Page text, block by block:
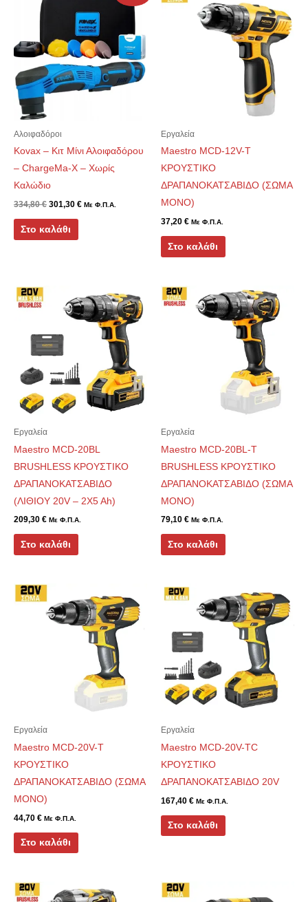
Αλοιφαδόροι
Kovax – Κιτ Μίνι Αλοιφαδόρου
– ChargeMa-X – Χωρίς
Καλώδιο
334,80€
334,80 €.
301,30 €
τρέχουσα
τιμή
είναι:
301,30 €.
Με Φ.Π.Α.
Στο καλάθι
Εργαλεία
Maestro MCD-12V-T
ΚΡΟΥΣΤΙΚΟ
ΔΡΑΠΑΝΟΚΑΤΣΑΒΙΔΟ (ΣΩΜΑ
ΜΟΝΟ)
37,20 € Με Φ.Π.Α.
Στο καλάθι
Εργαλεία
Maestro MCD-20BL
BRUSHLESS ΚΡΟΥΣΤΙΚΟ
ΔΡΑΠΑΝΟΚΑΤΣΑΒΙΔΟ
(ΛΙΘΙΟΥ 20V – 2X5 Ah)
209,30 € Με Φ.Π.Α.
Στο καλάθι
Εργαλεία
Maestro MCD-20BL-T
BRUSHLESS ΚΡΟΥΣΤΙΚΟ
ΔΡΑΠΑΝΟΚΑΤΣΑΒΙΔΟ (ΣΩΜΑ
ΜΟΝΟ)
79,10 € Με Φ.Π.Α.
Στο καλάθι
Εργαλεία
Maestro MCD-20V-T
ΚΡΟΥΣΤΙΚΟ
ΔΡΑΠΑΝΟΚΑΤΣΑΒΙΔΟ (ΣΩΜΑ
ΜΟΝΟ)
44,70 € Με Φ.Π.Α.
Στο καλάθι
Εργαλεία
Maestro MCD-20V-TC
ΚΡΟΥΣΤΙΚΟ
ΔΡΑΠΑΝΟΚΑΤΣΑΒΙΔΟ 20V
167,40 € Με Φ.Π.Α.
Στο καλάθι